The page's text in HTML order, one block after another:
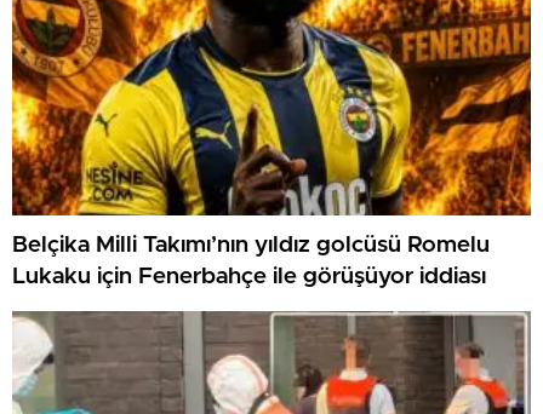
Belçika Milli Takımı’nın yıldız golcüsü Romelu
Lukaku için Fenerbahçe ile görüşüyor iddiası